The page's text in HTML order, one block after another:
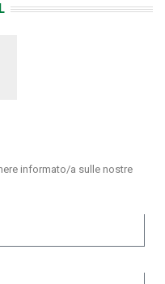
informato/a sulle nostre